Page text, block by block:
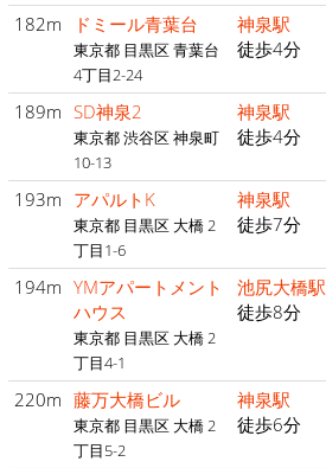
182m ドミール青葉台
東京都 目黒区 青葉台
4丁目2-24
神泉駅
徒歩4分
189m SD神泉2
東京都 渋谷区 神泉町
10-13
神泉駅
徒歩4分
193m アパルトK
東京都 目黒区 大橋 2
丁目1-6
神泉駅
徒歩7分
194m YMアパートメント
ハウス
東京都 目黒区 大橋 2
丁目4-1
池尻大橋駅
徒歩8分
220m 藤万大橋ビル
東京都 目黒区 大橋 2
丁目5-2
神泉駅
徒歩6分